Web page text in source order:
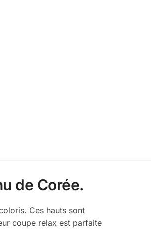
de Corée.
Ces hauts sont
coupe relax est parfaite